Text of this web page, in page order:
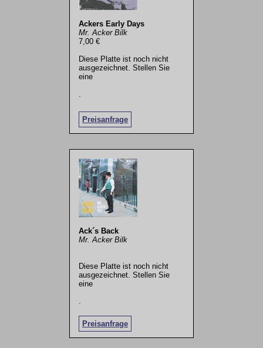
Ackers Early Days
Mr. Acker Bilk
7,00 €
Diese Platte ist noch nicht
ausgezeichnet. Stellen Sie
eine
Preisanfrage
Ack´s Back
Mr. Acker Bilk
Diese Platte ist noch nicht
ausgezeichnet. Stellen Sie
eine
Preisanfrage